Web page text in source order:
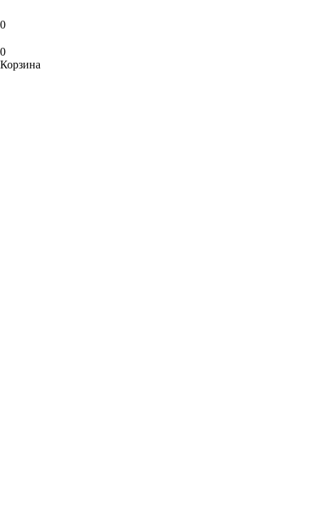
0
0
Корзина